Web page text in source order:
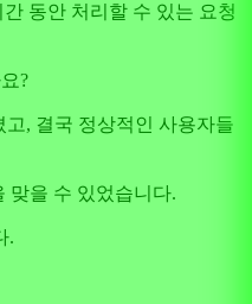
동안 처리할 수 있는 요청
?
, 결국 정상적인 사용자들
맞을 수 있었습니다.
.